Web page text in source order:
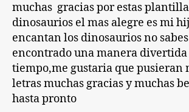
muchas gracias por estas
dinosaurios el mas alegre es mi
encantan los dinosaurios no
encontrado una manera divertida
tiempo,me gustaria que pusieran
letras muchas gracias y muchas
hasta pronto